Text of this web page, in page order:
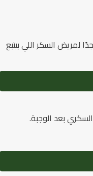
السكر اللي بيتبع
بعد الوجبة.